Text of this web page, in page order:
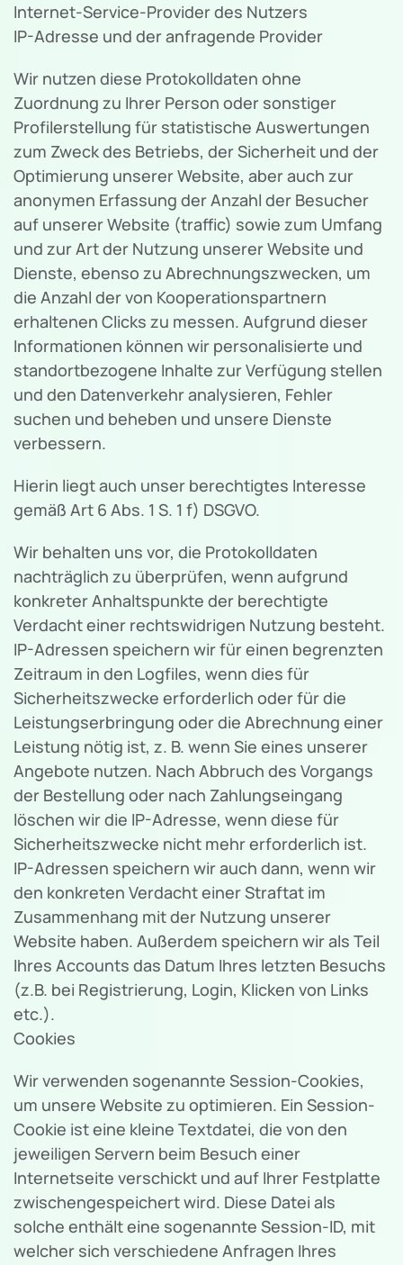
Internet-Service-Provider des Nutzers
IP-Adresse und der anfragende Provider
Wir nutzen diese Protokolldaten ohne
Zuordnung zu Ihrer Person oder sonstiger
Profilerstellung für statistische Auswertungen
zum Zweck des Betriebs, der Sicherheit und der
Optimierung unserer Website, aber auch zur
anonymen Erfassung der Anzahl der Besucher
auf unserer Website (traffic) sowie zum Umfang
und zur Art der Nutzung unserer Website und
Dienste, ebenso zu Abrechnungszwecken, um
die Anzahl der von Kooperationspartnern
erhaltenen Clicks zu messen. Aufgrund dieser
Informationen können wir personalisierte und
standortbezogene Inhalte zur Verfügung stellen
und den Datenverkehr analysieren, Fehler
suchen und beheben und unsere Dienste
verbessern.
Hierin liegt auch unser berechtigtes Interesse
gemäß Art 6 Abs. 1 S. 1 f) DSGVO.
Wir behalten uns vor, die Protokolldaten
nachträglich zu überprüfen, wenn aufgrund
konkreter Anhaltspunkte der berechtigte
Verdacht einer rechtswidrigen Nutzung besteht.
IP-Adressen speichern wir für einen begrenzten
Zeitraum in den Logfiles, wenn dies für
Sicherheitszwecke erforderlich oder für die
Leistungserbringung oder die Abrechnung einer
Leistung nötig ist, z. B. wenn Sie eines unserer
Angebote nutzen. Nach Abbruch des Vorgangs
der Bestellung oder nach Zahlungseingang
löschen wir die IP-Adresse, wenn diese für
Sicherheitszwecke nicht mehr erforderlich ist.
IP-Adressen speichern wir auch dann, wenn wir
den konkreten Verdacht einer Straftat im
Zusammenhang mit der Nutzung unserer
Website haben. Außerdem speichern wir als Teil
Ihres Accounts das Datum Ihres letzten Besuchs
(z.B. bei Registrierung, Login, Klicken von Links
etc.).
Cookies
Wir verwenden sogenannte Session-Cookies,
um unsere Website zu optimieren. Ein Session-
Cookie ist eine kleine Textdatei, die von den
jeweiligen Servern beim Besuch einer
Internetseite verschickt und auf Ihrer Festplatte
zwischengespeichert wird. Diese Datei als
solche enthält eine sogenannte Session-ID, mit
welcher sich verschiedene Anfragen Ihres